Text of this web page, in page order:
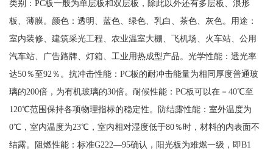
类别：PC板一般为单层板和双层板，除此以外还有多层板、浪形
板、薄膜。颜色：透明、蓝色、绿色、乳白、茶色、灰色。用途：
室内装修、建筑采光工程、农业温室大棚、飞机场、火车站、公用
汽车站、广告路牌、灯箱、工业用热成型产品。光学性能：透光率
达50％至92％。抗冲击性能：PC板的耐冲击能量为相同厚度普通玻
璃的200倍，为有机玻璃的30倍。耐候性能：PC板可以在－40℃至
120℃范围保持各项物理指标的稳定性。防结露性能：室外温度为
0℃，室内温度为23℃，室内相对湿度低于80％时，材料的内表面不
结露。阻燃性能：标准G222—95确认，阳光板为难燃一级，即B1